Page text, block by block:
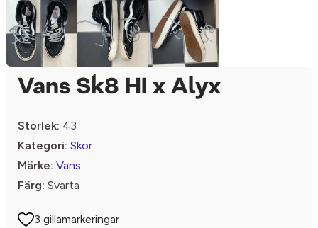
Vans Sk8 HI x Alyx
Storlek: 43
Kategori: Skor
Märke: Vans
Färg: Svarta
3 gillamarkeringar